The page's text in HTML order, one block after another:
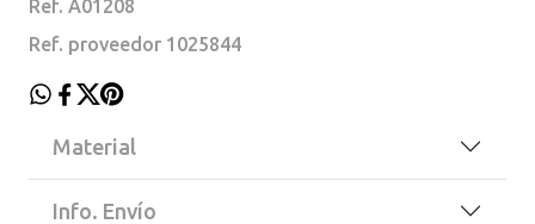
Ref. A01208
Ref. proveedor 1025844
Material
Info. Envío